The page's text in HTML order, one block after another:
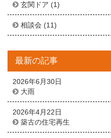
玄関ドア (1)
相談会 (11)
最新の記事
2026年6月30日
大雨
2026年4月22日
築古の住宅再生